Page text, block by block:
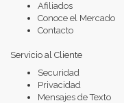
Afiliados
Conoce el Mercado
Contacto
Servicio al Cliente
Securidad
Privacidad
Mensajes de Texto